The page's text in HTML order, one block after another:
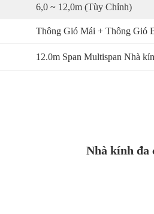
6,0 ~ 12,0m (tùy Chỉnh)
Thông Gió Mái + Thông Gió
12.0m Span Multispan Nhà
Nhà kính đa